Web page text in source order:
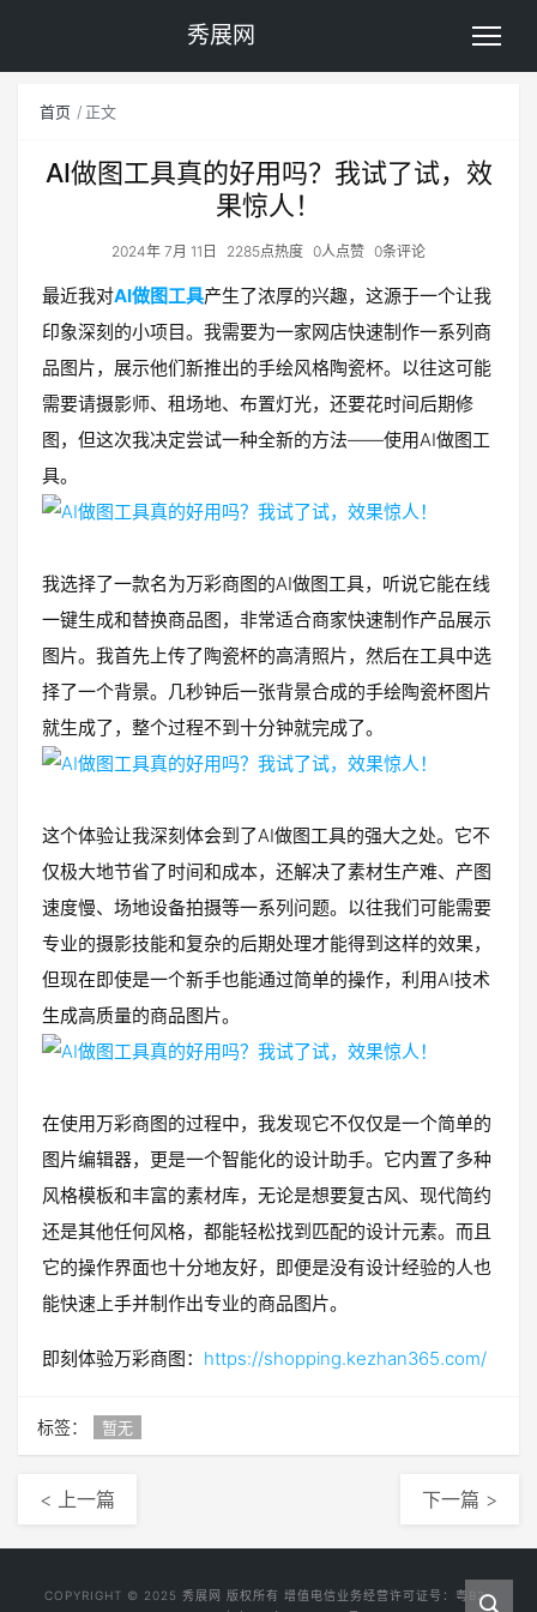
秀展网
首页 正文
AI做图工具真的好用吗？我试了试，效
果惊人！
2024年 7月 11日 2285点热度 0人点赞 0条评论
最近我对AI做图工具产生了浓厚的兴趣，这源于一个让我
印象深刻的小项目。我需要为一家网店快速制作一系列商
品图片，展示他们新推出的手绘风格陶瓷杯。以往这可能
需要请摄影师、租场地、布置灯光，还要花时间后期修
图，但这次我决定尝试一种全新的方法——使用AI做图工
具。
我选择了一款名为万彩商图的AI做图工具，听说它能在线
一键生成和替换商品图，非常适合商家快速制作产品展示
图片。我首先上传了陶瓷杯的高清照片，然后在工具中选
择了一个背景。几秒钟后一张背景合成的手绘陶瓷杯图片
就生成了，整个过程不到十分钟就完成了。
这个体验让我深刻体会到了AI做图工具的强大之处。它不
仅极大地节省了时间和成本，还解决了素材生产难、产图
速度慢、场地设备拍摄等一系列问题。以往我们可能需要
专业的摄影技能和复杂的后期处理才能得到这样的效果，
但现在即使是一个新手也能通过简单的操作，利用AI技术
生成高质量的商品图片。
在使用万彩商图的过程中，我发现它不仅仅是一个简单的
图片编辑器，更是一个智能化的设计助手。它内置了多种
风格模板和丰富的素材库，无论是想要复古风、现代简约
还是其他任何风格，都能轻松找到匹配的设计元素。而且
它的操作界面也十分地友好，即便是没有设计经验的人也
能快速上手并制作出专业的商品图片。
即刻体验万彩商图： https://shopping.kezhan365.com/
标签： 暂无
< 上一篇 下一篇 >
COPYRIGHT © 2025 秀展网 版权所有 增值电信业务经营许可证号： 粤B2-